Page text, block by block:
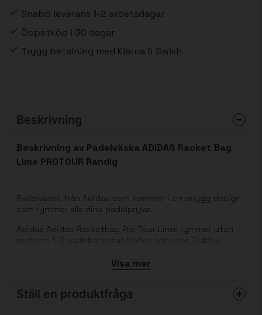
Snabb leverans 1-2 arbetsdagar
Öppetköp i 30 dagar
Trygg betalning med Klarna & Swish
Beskrivning
Beskrivning av Padelväska ADIDAS Racket Bag
Lime PROTOUR Randig
Padelväska från Adidas som kommer i en snygg design
som rymmer alla dina padelprylar.
Adidas Adidas Racketbag Pro Tour Lime rymmer utan
problem 1-3 padelracketar, kläder och skor. Dubbla
Väskan har även ett separat fack för skor.
Visa mer
Ställ en produktfråga